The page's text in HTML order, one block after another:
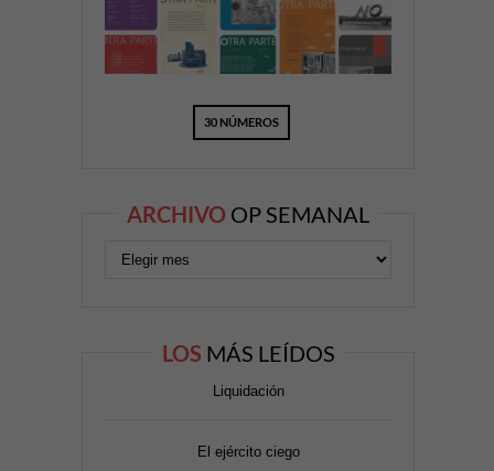
30 NÚMEROS
ARCHIVO OP SEMANAL
LOS MÁS LEÍDOS
Liquidación
El ejército ciego